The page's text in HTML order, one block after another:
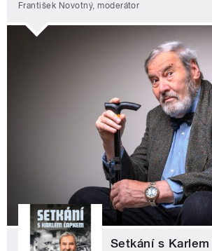
František Novotný, moderátor
Setkání s Karlem